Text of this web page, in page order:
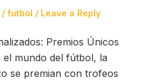
Posted
futbol Leave a Reply
Premios Únicos
el mundo del fútbol, la
se premian con trofeos